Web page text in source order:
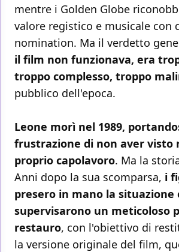
mentre i Golden Globe
valore registico e musicale con
nomination. Ma il verdetto
il film non funzionava, era
troppo complesso, troppo
pubblico dell'epoca.
Leone morì nel 1989,
frustrazione di non aver visto
proprio capolavoro. Ma la
Anni dopo la sua scomparsa, i
presero in mano la situazione
supervisarono un meticoloso
restauro, con l'obiettivo di
la versione originale del film,